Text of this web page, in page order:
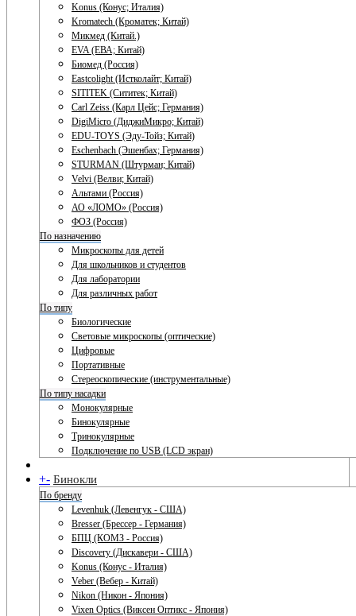
Konus (Конус; Италия)
Kromatech (Кроматек; Китай)
Микмед (Китай.)
EVA (ЕВА; Китай)
Биомед (Россия)
Eastcolight (Истколайт; Китай)
SITITEK (Сититек; Китай)
Carl Zeiss (Карл Цейс; Германия)
DigiMicro (ДиджиМикро; Китай)
EDU-TOYS (Эду-Тойз; Китай)
Eschenbach (Эшенбах; Германия)
STURMAN (Штурман; Китай)
Velvi (Велви; Китай)
Альтами (Россия)
АО «ЛОМО» (Россия)
ФОЗ (Россия)
По назначению
Микроскопы для детей
Для школьников и студентов
Для лаборатории
Для различных работ
По типу
Биологические
Световые микроскопы (оптические)
Цифровые
Портативные
Стереоскопические (инструментальные)
По типу насадки
Монокулярные
Бинокулярные
Тринокулярные
Подключение по USB (LCD экран)
+- Бинокли
По бренду
Levenhuk (Левенгук - США)
Bresser (Брессер - Германия)
БПЦ (КОМЗ - Россия)
Discovery (Дискавери - США)
Konus (Конус - Италия)
Veber (Вебер - Китай)
Nikon (Никон - Япония)
Vixen Optics (Виксен Оптикс - Япония)